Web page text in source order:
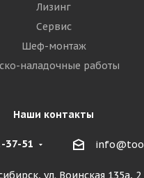
Лизинг
Сервис
Шеф-монтаж
наладочные работы
Наши контакты
37-51
ул. Воинская 135а, 2